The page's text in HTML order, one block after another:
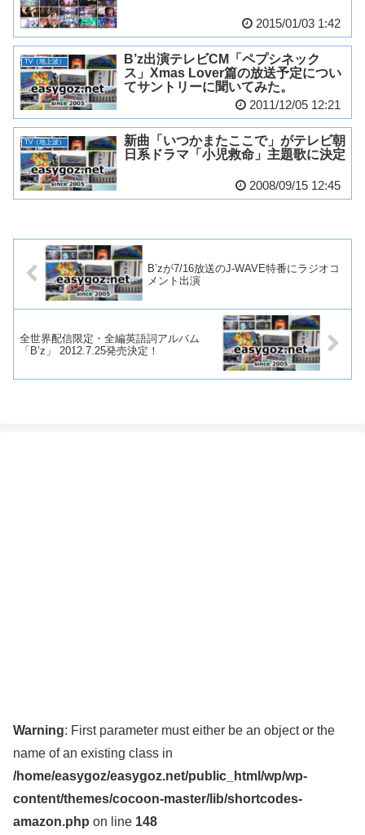
2015/01/03 1:42
TV（地上波）
B’z出演テレビCM「ペプシネック
ス」Xmas Lover篇の放送予定につい
てサントリーに聞いてみた。
2011/12/05 12:21
TV（地上波）
新曲「いつかまたここで」がテレビ朝
日系ドラマ「小児救命」主題歌に決定
2008/09/15 12:45
B’zが7/16放送のJ-WAVE特番にラジオコ
メント出演
全世界配信限定・全編英語詞アルバム
「B’z」 2012.7.25発売決定！
Warning: First parameter must either be an object or the
name of an existing class in
/home/easygoz/easygoz.net/public_html/wp/wp-
content/themes/cocoon-master/lib/shortcodes-
amazon.php on line 148